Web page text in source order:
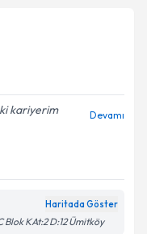
kariyerim
Devamı
Haritada Göster
Blok KAt:2 D:12 Ümitköy